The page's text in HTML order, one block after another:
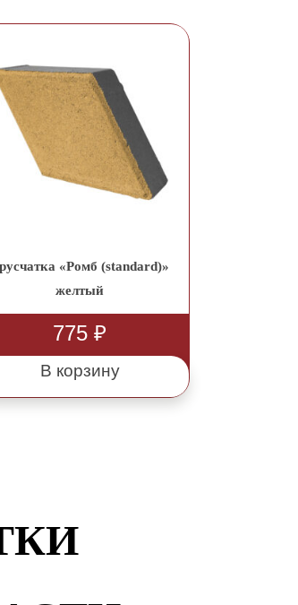
«Ромб (standard)»
желтый
775₽
В корзину